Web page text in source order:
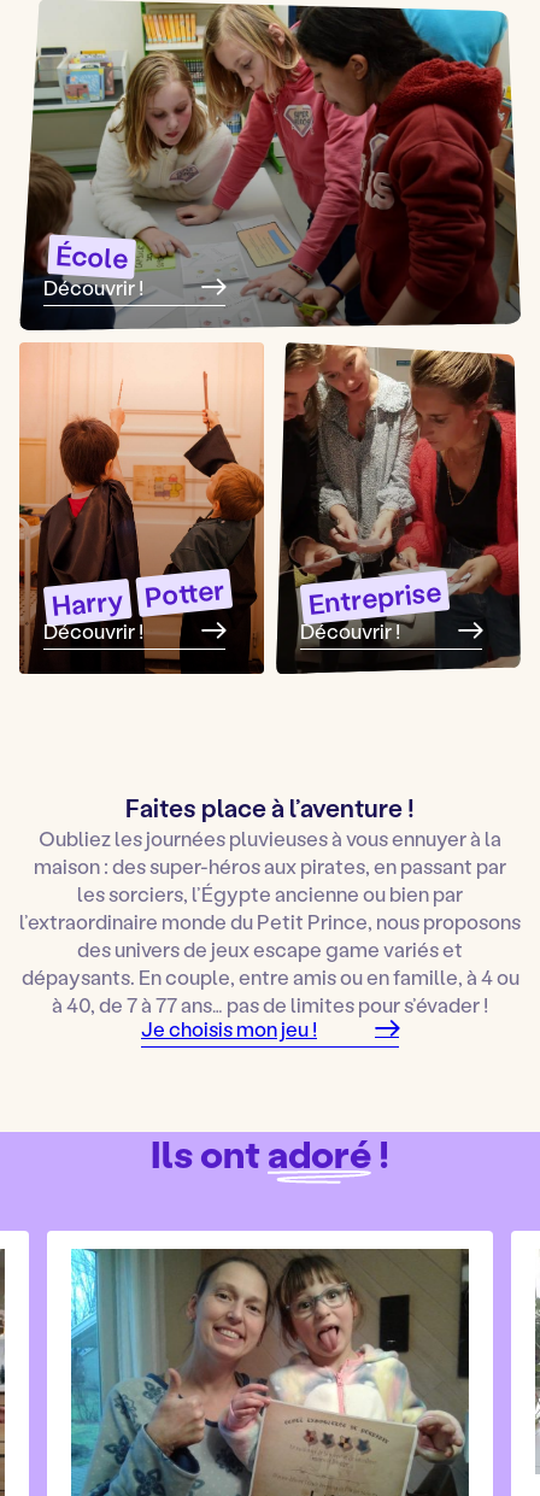
École
Découvrir !
Harry Potter
Découvrir !
Entreprise
Découvrir !
Faites place à l’aventure !
Oubliez les journées pluvieuses à vous ennuyer à la
maison : des super-héros aux pirates, en passant par
les sorciers, l’Égypte ancienne ou bien par
l’extraordinaire monde du Petit Prince, nous proposons
des univers de jeux escape game variés et
dépaysants. En couple, entre amis ou en famille, à 4 ou
à 40, de 7 à 77 ans… pas de limites pour s’évader !
Je choisis mon jeu !
Ils ontadoré!